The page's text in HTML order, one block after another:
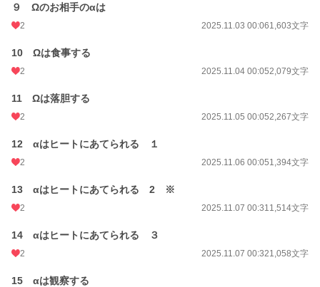
９ Ωのお相手のαは
2 2025.11.03 00:061,603文字
10 Ωは食事する
2 2025.11.04 00:052,079文字
11 Ωは落胆する
2 2025.11.05 00:052,267文字
12 αはヒートにあてられる １
2 2025.11.06 00:051,394文字
13 αはヒートにあてられる 2 ※
2 2025.11.07 00:311,514文字
14 αはヒートにあてられる ３
2 2025.11.07 00:321,058文字
15 αは観察する